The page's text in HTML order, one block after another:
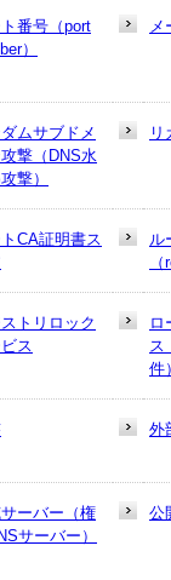
番号（port
）
メ
ムサブドメ
撃（DNS水
撃）
リ
CA証明書ス
ル
トリロック
ス
ロ
ス
件
外
ーバー（権
サーバー）
公